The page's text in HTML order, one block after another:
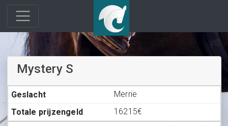
Mystery S
Merrie
16215€